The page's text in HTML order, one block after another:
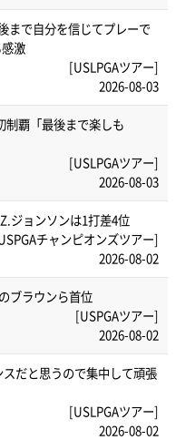
まで自分を信じてプレーで
激
[USLPGAツアー]
2026-08-03
制覇「最後まで楽しも
[USLPGAツアー]
2026-08-03
ジョンソンは1打差4位
チャンピオンズツアー]
2026-08-02
ブラウンら首位
[USPGAツアー]
2026-08-02
だと思うので集中して頑張
[USLPGAツアー]
2026-08-02